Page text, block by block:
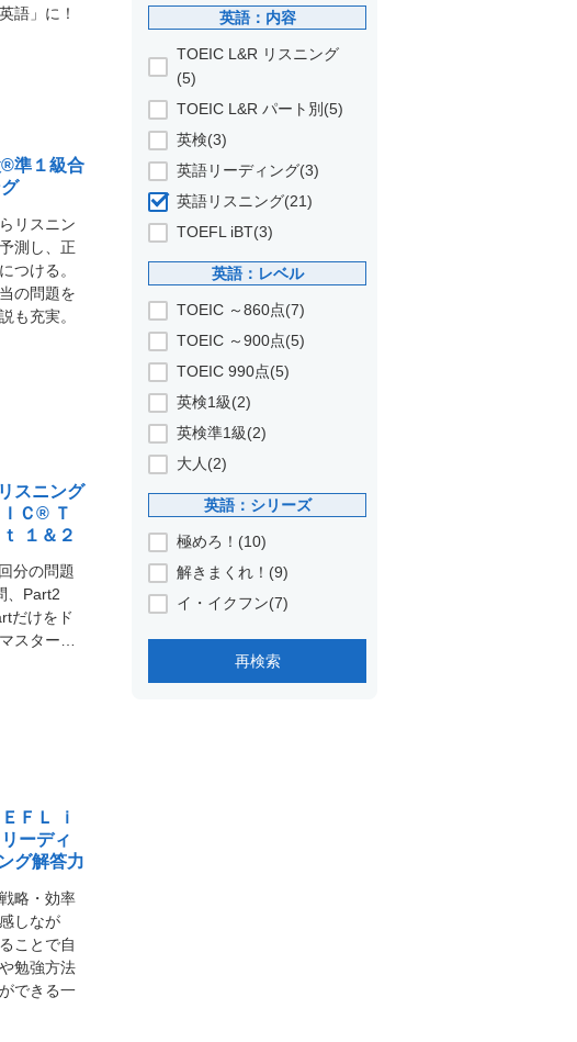
語」に！
準１級合
リスニン
測し、正
つける。
の問題を
も充実。
スニング
Ｃ® Ｔ
１＆２
分の問題
、Part2
だけをド
スター…
ＦＬ ｉ
ーディ
グ解答力
略・効率
しなが
ことで自
勉強方法
できる一
英語：内容
TOEIC L&R リスニング
(5)
TOEIC L&R パート別(5)
英検(3)
英語リーディング(3)
英語リスニング(21)
TOEFL iBT(3)
英語：レベル
TOEIC ～860点(7)
TOEIC ～900点(5)
TOEIC 990点(5)
英検1級(2)
英検準1級(2)
大人(2)
英語：シリーズ
極めろ！(10)
解きまくれ！(9)
イ・イクフン(7)